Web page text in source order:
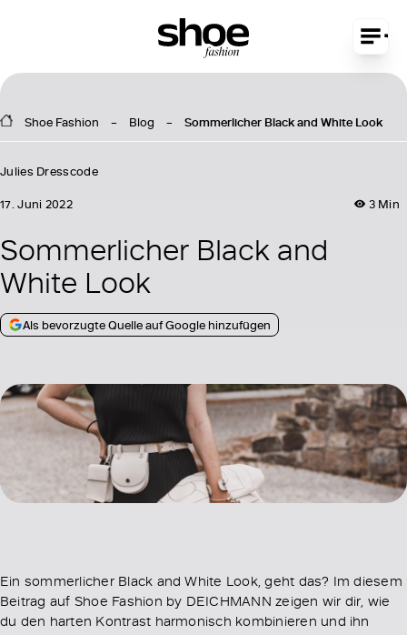
Shoe Fashion Blog Sommerlicher Black and White Look
Julies Dresscode
3 Min
17. Juni 2022
Sommerlicher Black and
White Look
Als bevorzugte Quelle auf Google hinzufügen
Ein sommerlicher Black and White Look, geht das? Im diesem
Beitrag auf Shoe Fashion by DEICHMANN zeigen wir dir, wie
du den harten Kontrast harmonisch kombinieren und ihn